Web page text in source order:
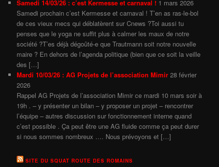
Samedi 14/03/26 : c’est Kermesse et carnaval ! 1 mars 2026
Samedi prochain c’est Kermesse et carnaval ! T’en as ras-le-bol
de ces vieux mecs qui déblatèrent sur Cnews ?Toi aussi tu
penses que le yoga ne suffit plus à calmer les maux de notre
société ?T’es déjà dégoûté-e que Trautmann soit notre nouvelle
maire ? En dehors de l’agenda politique (bien que ce soit la veille
des […]
Mardi 10/03/26 : AG Projets de l’association Mimir 28 février
2026
Rappel AG Projets de l’association Mimir ce mardi 10 mars soir à
19h . – y présenter un bilan – y proposer un projet – rencontrer
l’équipe – autres discussion sur fonctionnement interne quand
c’est possible . Ça peut être une AG fluide comme ça peut durer
si nous sommes nombreux …. Nous prévoyons et […]
SITE DU SQUAT ROUTE DES ROMAINS